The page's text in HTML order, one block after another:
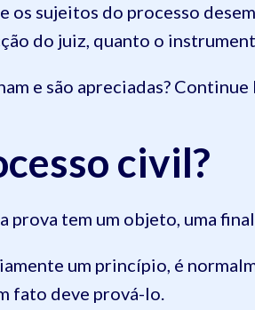
sujeitos do processo
do juiz, quanto o
e são apreciadas?
civil?
prova tem um objeto, uma
um princípio, é
fato deve prová-lo.